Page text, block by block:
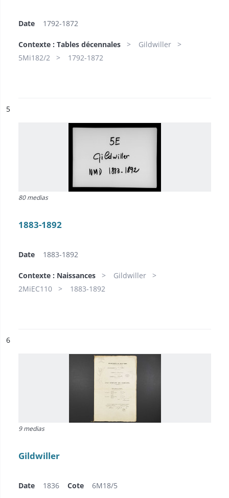
Date 1792-1872
Contexte : Tables décennales
Gildwiller
5Mi182/2
1792-1872
n°
5
80 medias
1883-1892
Date 1883-1892
Contexte : Naissances
Gildwiller
2MiEC110
1883-1892
n°
6
9 medias
Gildwiller
Date 1836 Cote 6M18/5